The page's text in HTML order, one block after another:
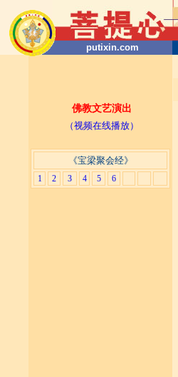
putixin.com
佛教文艺演出
（视频在线播放）
《宝梁聚会经》
1 2 3 4 5 6